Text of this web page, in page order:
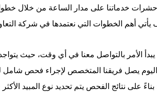
خدماتنا على مدار الساعة من خلال
يأتي أهم الخطوات التي نعتمدها في شركة
يبدأ الأمر بالتواصل معنا في أي وقت، حيث
يصل فريقنا المتخصص لإجراء فحص شامل
بناءً على نتائج الفحص يتم تحديد نوع المبيد